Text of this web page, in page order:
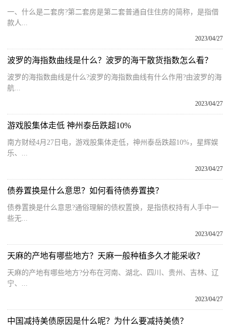
一、什么是二套房?第二套房是第二套普通自住住房的简称，是指借
款人...
2023/04/27
波罗的海指数曲线是什么？波罗的海干散货指数怎么看？
波罗的海指数曲线是什么?波罗的海指数曲线有什么作用?由波罗的海
航...
2023/04/27
游戏股集体走低 神州泰岳跌超10%
南方财经4月27日电，游戏股集体走低，神州泰岳跌超10%，星辉娱
乐、...
2023/04/27
债券置换是什么意思？如何看待债券置换？
债券置换是什么意思?通俗理解的债权置换，是指债权持有人手中一
些无...
2023/04/27
天麻的产地有哪些地方？天麻一般种植多久才能采收？
天麻的产地有哪些地方?分布在河南、湖北、四川、贵州、吉林、辽
宁、...
2023/04/27
中国减持美债原因是什么呢？为什么要减持美债？